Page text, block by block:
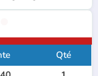
Qté